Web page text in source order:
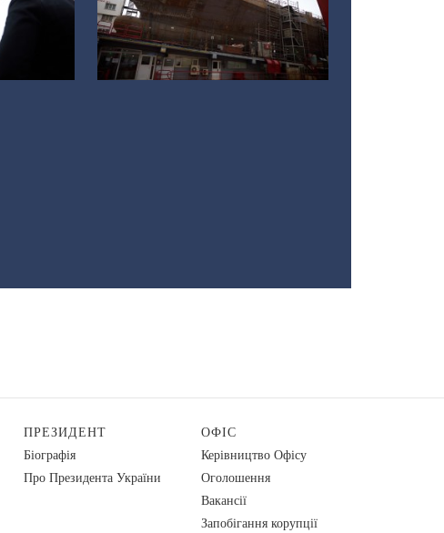
ПРЕЗИДЕНТ
Біографія
Про Президента України
ОФІС
Керівництво Офісу
Оголошення
Вакансії
Запобігання корупції